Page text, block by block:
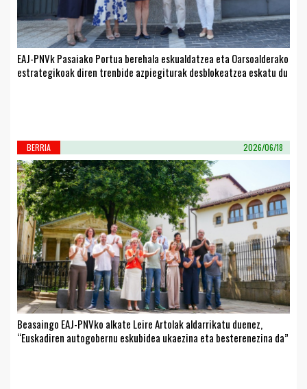
EAJ-PNVk Pasaiako Portua berehala eskualdatzea eta Oarsoalderako
estrategikoak diren trenbide azpiegiturak desblokeatzea eskatu du
BERRIA 2026/06/18
Beasaingo EAJ-PNVko alkate Leire Artolak aldarrikatu duenez,
“Euskadiren autogobernu eskubidea ukaezina eta besterenezina da”